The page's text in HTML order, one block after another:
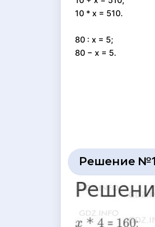
10 * x = 510.
80 : x = 5;
80 − x = 5.
Решение